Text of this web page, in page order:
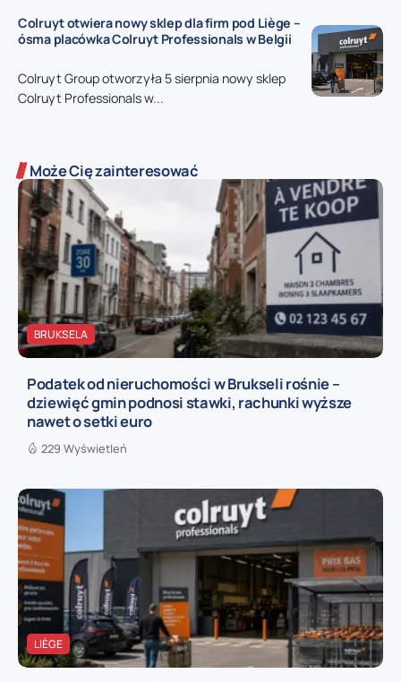
Colruyt otwiera nowy sklep dla firm pod Liège –
ósma placówka Colruyt Professionals w Belgii
Colruyt Group otworzyła 5 sierpnia nowy sklep
Colruyt Professionals w...
Może Cię zainteresować
BRUKSELA
Podatek od nieruchomości w Brukseli rośnie –
dziewięć gmin podnosi stawki, rachunki wyższe
nawet o setki euro
229 Wyświetleń
LIÈGE